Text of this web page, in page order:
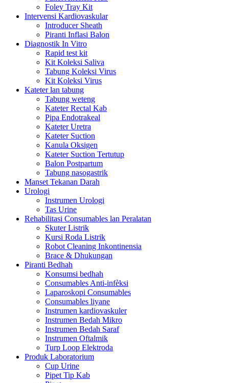
Foley Tray Kit
Intervensi Kardiovaskular
Introducer Sheath
Piranti Inflasi Balon
Diagnostik In Vitro
Rapid test kit
Kit Koleksi Saliva
Tabung Koleksi Virus
Kit Koleksi Virus
Kateter lan tabung
Tabung weteng
Kateter Rectal Kab
Pipa Endotrakeal
Kateter Uretra
Kateter Suction
Kanula Oksigen
Kateter Suction Tertutup
Balon Postpartum
Tabung nasogastrik
Manset Tekanan Darah
Urologi
Instrumen Urologi
Tas Urine
Rehabilitasi Consumables lan Peralatan
Skuter Listrik
Kursi Roda Listrik
Robot Cleaning Inkontinensia
Brace & Dhukungan
Piranti Bedhah
Konsumsi bedhah
Consumables Anti-infèksi
Laparoskopi Consumables
Consumables liyane
Instrumen kardiovaskuler
Instrumen Bedah Mikro
Instrumen Bedah Saraf
Instrumen Oftalmik
Turp Loop Elektroda
Produk Laboratorium
Cup Urine
Pipet Tip Kab